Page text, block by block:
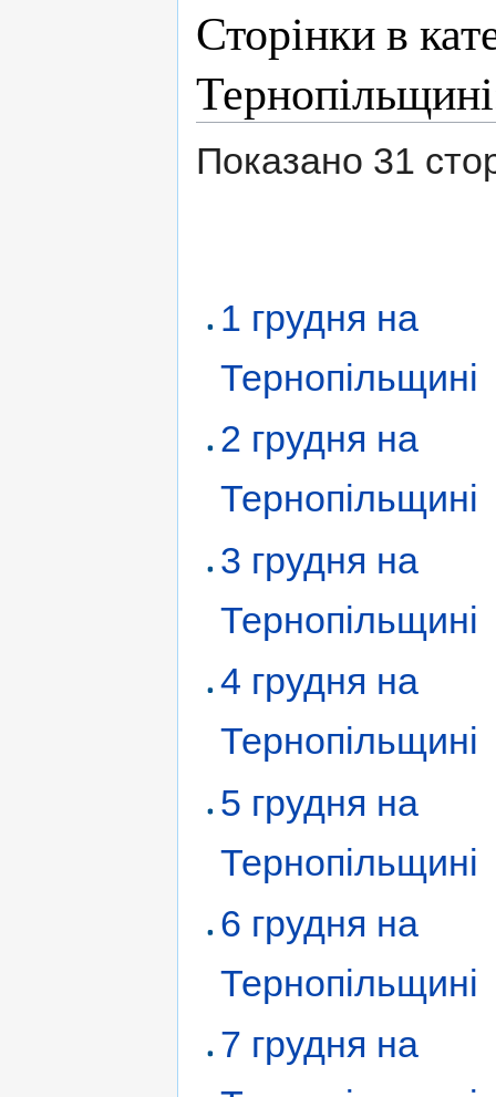
Сторінки в
Показано 31
1 грудня на
Тернопільщині
2 грудня на
Тернопільщині
3 грудня на
Тернопільщині
4 грудня на
Тернопільщині
5 грудня на
Тернопільщині
6 грудня на
Тернопільщині
7 грудня на